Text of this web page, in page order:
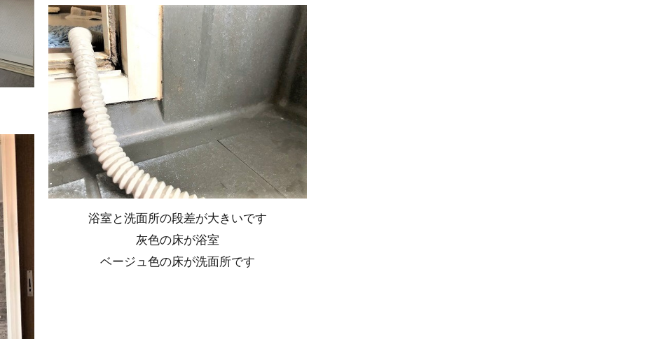
浴室と洗面所の段差が大きいです
灰色の床が浴室
ベージュ色の床が洗面所です